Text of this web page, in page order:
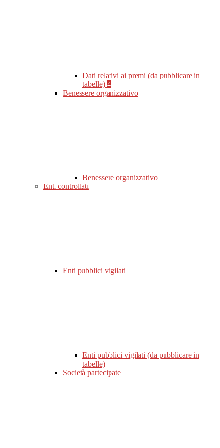
Dati relativi ai premi (da pubblicare in
tabelle) 4
Benessere organizzativo
Benessere organizzativo
Enti controllati
Enti pubblici vigilati
Enti pubblici vigilati (da pubblicare in
tabelle)
Società partecipate